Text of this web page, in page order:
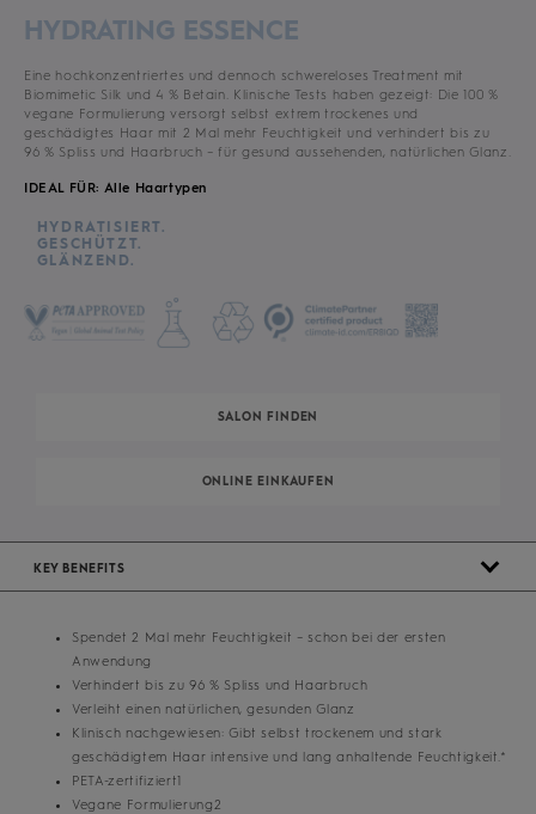
HYDRATING ESSENCE
Eine hochkonzentriertes und dennoch schwereloses Treatment mit
Biomimetic Silk und 4 % Betain. Klinische Tests haben gezeigt: Die 100 %
vegane Formulierung versorgt selbst extrem trockenes und
geschädigtes Haar mit 2 Mal mehr Feuchtigkeit und verhindert bis zu
96 % Spliss und Haarbruch – für gesund aussehenden, natürlichen Glanz.
IDEAL FÜR: Alle Haartypen
HYDRATISIERT.
GESCHÜTZT.
GLÄNZEND.
SALON FINDEN
ONLINE EINKAUFEN
KEY BENEFITS
Spendet 2 Mal mehr Feuchtigkeit – schon bei der ersten
Anwendung
Verhindert bis zu 96 % Spliss und Haarbruch
Verleiht einen natürlichen, gesunden Glanz
Klinisch nachgewiesen: Gibt selbst trockenem und stark
geschädigtem Haar intensive und lang anhaltende Feuchtigkeit.*
PETA-zertifiziert1
Vegane Formulierung2